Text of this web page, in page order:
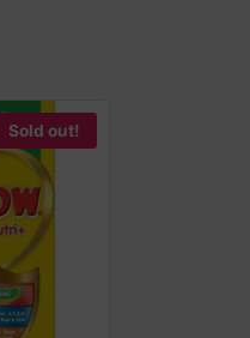
Sold out!